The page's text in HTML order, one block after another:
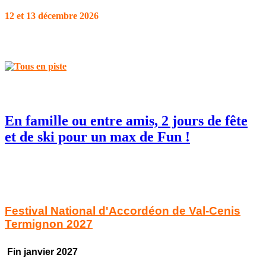
12 et 13 décembre 2026
En famille ou entre amis, 2 jours de fête
et de ski pour un max de Fun !
Festival National d'Accordéon de Val-Cenis
Termignon 2027
Fin janvier 2027